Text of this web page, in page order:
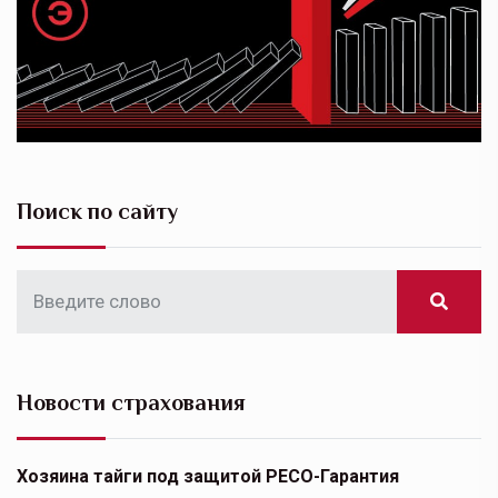
Поиск по сайту
Новости страхования
Хозяина тайги под защитой РЕСО-Гарантия